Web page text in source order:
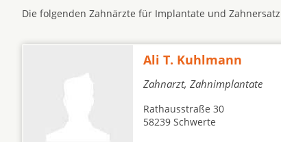
Die folgenden Zahnärzte für Implantate und
Ali T. Kuhlmann
Zahnarzt, Zahnimplantate
Rathausstraße 30
58239 Schwerte